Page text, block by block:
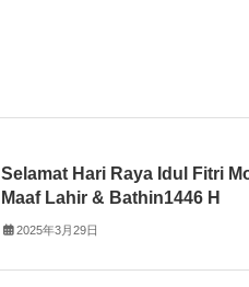
Selamat Hari Raya Idul Fitri
Maaf Lahir & Bathin1446 H
2025年3月29日